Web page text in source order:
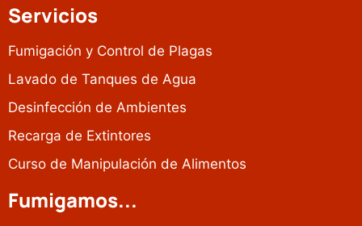
Servicios
Fumigación y Control de Plagas
Lavado de Tanques de Agua
Desinfección de Ambientes
Recarga de Extintores
Curso de Manipulación de Alimentos
Fumigamos...